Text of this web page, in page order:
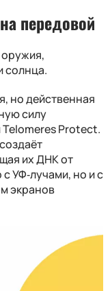
передовой
солнца.
но действенная
силу
Protect.
их ДНК от
УФ‑лучами, но и с
экранов